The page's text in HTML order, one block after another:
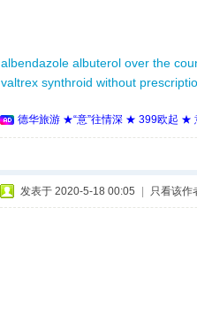
albendazole albuterol over the
valtrex synthroid without
德华旅游 ★“意”往情深 ★ 399欧起 ★
发表于 2020-5-18 00:05 只看该作